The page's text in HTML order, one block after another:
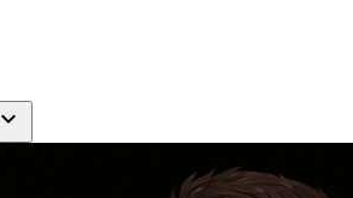
keyboard_arrow_down